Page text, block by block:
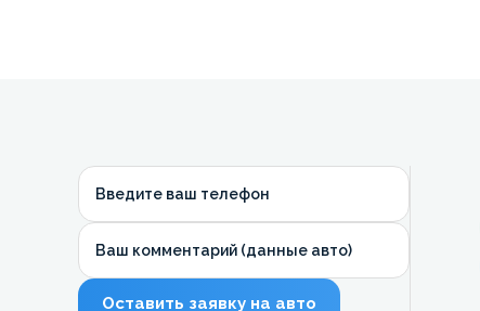
Введите ваш телефон
Ваш комментарий (данные авто)
Оставить заявку на авто